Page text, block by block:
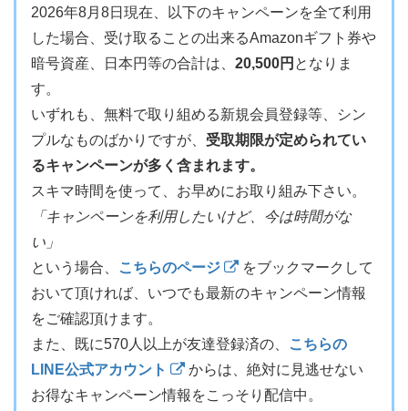
2026年8月8日現在、以下のキャンペーンを全て利用
した場合、受け取ることの出来るAmazonギフト券や
暗号資産、日本円等の合計は、 20,500円 となりま
す。
いずれも、無料で取り組める新規会員登録等、シン
プルなものばかりですが、 受取期限が定められてい
るキャンペーンが多く含まれます。
スキマ時間を使って、お早めにお取り組み下さい。
「キャンペーンを利用したいけど、今は時間がな
い」
という場合、
こちらのページ
をブックマークして
おいて頂ければ、いつでも最新のキャンペーン情報
をご確認頂けます。
また、既に570人以上が友達登録済の、
こちらの
LINE公式アカウント
からは、絶対に見逃せない
お得なキャンペーン情報をこっそり配信中。